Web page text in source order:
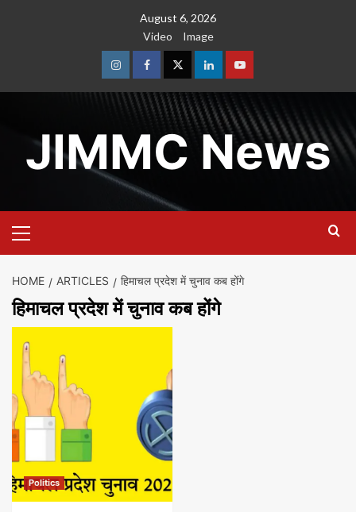
August 6, 2026
Video
Image
InstagramFacebookTwitterLinkedinYoutube
JIMMC News
Menu
HOME ARTICLES हिमाचल प्रदेश में चुनाव कब होंगे
हिमाचल प्रदेश में चुनाव कब होंगे
Politics